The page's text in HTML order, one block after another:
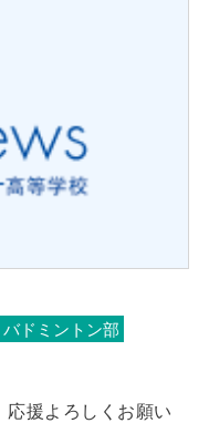
バドミントン部
援よろしくお願い